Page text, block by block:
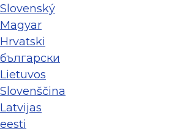
Slovenský
Magyar
Hrvatski
български
Lietuvos
Slovenščina
Latvijas
eesti